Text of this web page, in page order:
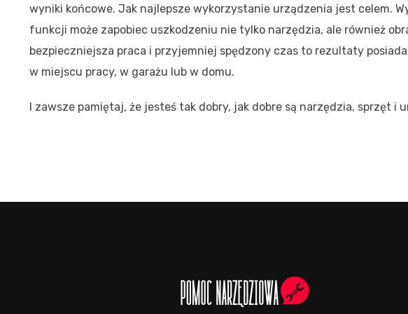
wyniki końcowe. Jak najlepsze wykorzystanie urządzenia jest celem.
funkcji może zapobiec uszkodzeniu nie tylko narzędzia, ale również
bezpieczniejsza praca i przyjemniej spędzony czas to rezultaty
w miejscu pracy, w garażu lub w domu.
I zawsze pamiętaj, że jesteś tak dobry, jak dobre są narzędzia, sprzęt i